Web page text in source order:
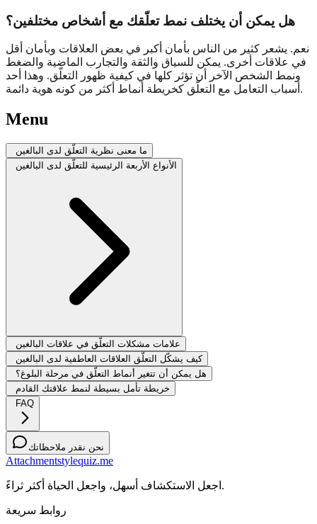
هل يمكن أن يختلف نمط تعلّقك مع أشخاص مختلفين؟
نعم. يشعر كثير من الناس بأمان أكبر في بعض العلاقات وبأمان أقل
في علاقات أخرى. يمكن للسياق والثقة والتجارب الماضية والضغط
ونمط الشخص الآخر أن تؤثر كلها في كيفية ظهور التعلّق. وهذا أحد
أسباب التعامل مع التعلّق كخريطة أنماط أكثر من كونه هوية دائمة.
Menu
ما معنى نظرية التعلّق لدى البالغين
الأنواع الأربعة الرئيسية للتعلّق لدى البالغين
علامات مشكلات التعلّق في علاقات البالغين
كيف يشكّل التعلّق العلاقات العاطفية لدى البالغين
هل يمكن أن تتغير أنماط التعلّق في مرحلة البلوغ؟
خريطة تأمل بسيطة لنمط علاقتك القادم
FAQ
نحن نقدر ملاحظاتك
Attachmentstylequiz.me
اجعل الاستكشاف أسهل، واجعل الحياة أكثر ثراءً.
روابط سريعة